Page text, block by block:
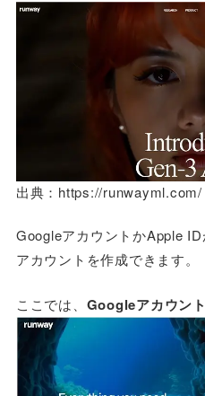
出典：https://runwayml.com/
GoogleアカウントかApple
アカウントを作成できます。
ここでは、 Googleアカウント